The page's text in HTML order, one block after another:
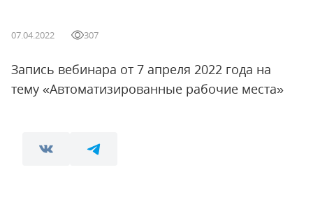
07.04.2022 307
Запись вебинара от 7 апреля 2022 года на
тему «Автоматизированные рабочие места»